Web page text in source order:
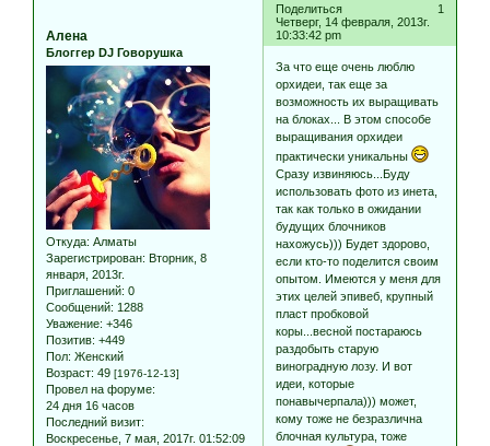
Поделиться
1
Четверг, 14 февраля, 2013г.
10:33:42 pm
Алена
Блоггер DJ Говорушка
Откуда: Алматы
Зарегистрирован: Вторник, 8
января, 2013г.
Приглашений: 0
Сообщений: 1288
Уважение: +346
Позитив: +449
Пол: Женский
Возраст: 49 [1976-12-13]
Провел на форуме:
24 дня 16 часов
Последний визит:
Воскресенье, 7 мая, 2017г. 01:52:09
За что еще очень люблю
орхидеи, так еще за
возможность их выращивать
на блоках... В этом способе
выращивания орхидеи
практически уникальны
Сразу извиняюсь...Буду
использовать фото из инета,
так как только в ожидании
будущих блочников
нахожусь))) Будет здорово,
если кто-то поделится своим
опытом. Имеются у меня для
этих целей эпивеб, крупный
пласт пробковой
коры...весной постараюсь
раздобыть старую
виноградную лозу. И вот
идеи, которые
понавычерпала))) может,
кому тоже не безразлична
блочная культура, тоже